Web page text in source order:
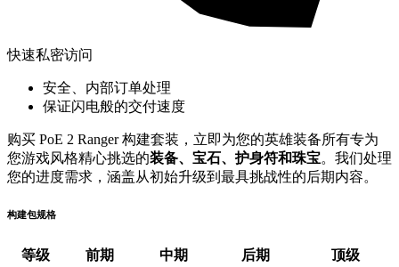
快速私密访问
安全、内部订单处理
保证闪电般的交付速度
购买 PoE 2 Ranger 构建套装，立即为您的英雄装备所有专为
您游戏风格精心挑选的装备、宝石、护身符和珠宝。我们处理
您的进度需求，涵盖从初始升级到最具挑战性的后期内容。
构建包规格
等级 前期 中期 后期
顶级